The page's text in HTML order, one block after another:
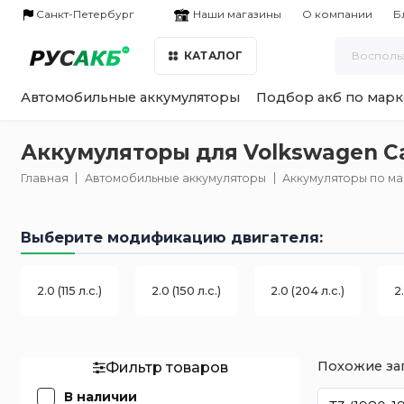
Санкт-Петербург Наши магазины О компании
КАТАЛОГ
Автомобильные аккумуляторы Подбор акб по
Аккумуляторы для Volkswagen
Главная Автомобильные аккумуляторы Аккумуляторы по
Выберите модификацию двигателя:
2.0 (115 л.с.) 2.0 (150 л.с.) 2.0 (204 л.с.)
Фильтр товаров
В наличии
Похожие